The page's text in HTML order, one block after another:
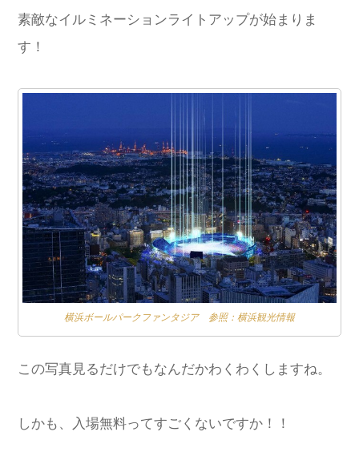
素敵なイルミネーションライトアップが始まりま
す！
横浜ボールパークファンタジア 参照：横浜観光情報
この写真見るだけでもなんだかわくわくしますね。
しかも、入場無料ってすごくないですか！！